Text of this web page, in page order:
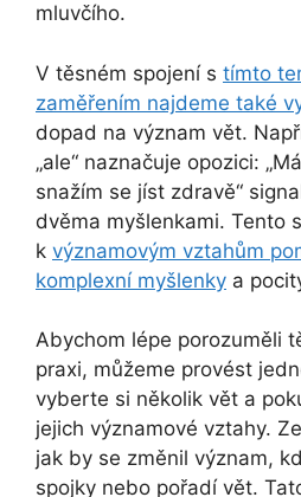
mluvčího.
V těsném spojení s tímto
zaměřením najdeme také
dopad na význam vět.
„ale“ naznačuje opozici:
snažím se jíst zdravě“
dvěma myšlenkami. Tento
k významovým vztahům
komplexní myšlenky a
Abychom lépe porozuměli
praxi, můžeme provést
vyberte si několik vět a
jejich významové vztahy.
jak by se změnil význam,
spojky nebo pořadí vět.